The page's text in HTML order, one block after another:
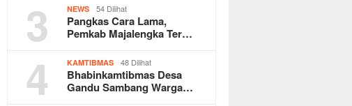
3 NEWS 54 Dilihat
Pangkas Cara Lama,
Pemkab Majalengka Ter…
4 KAMTIBMAS 48 Dilihat
Bhabinkamtibmas Desa
Gandu Sambang Warga…